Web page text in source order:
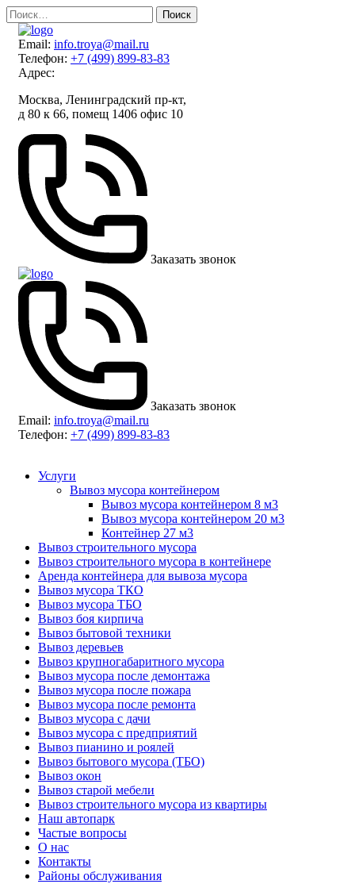
Skip
to
content
Найти:
Email: info.troya@mail.ru
Телефон: +7 (499) 899-83-83
Адрес:
Москва, Ленинградский пр-кт,
д 80 к 66, помещ 1406 офис 10
Заказать звонок
Заказать звонок
Email: info.troya@mail.ru
Телефон: +7 (499) 899-83-83
Услуги
Вывоз мусора контейнером
Вывоз мусора контейнером 8 м3
Вывоз мусора контейнером 20 м3
Контейнер 27 м3
Вывоз строительного мусора
Вывоз строительного мусора в контейнере
Аренда контейнера для вывоза мусора
Вывоз мусора ТКО
Вывоз мусора ТБО
Вывоз боя кирпича
Вывоз бытовой техники
Вывоз деревьев
Вывоз крупногабаритного мусора
Вывоз мусора после демонтажа
Вывоз мусора после пожара
Вывоз мусора после ремонта
Вывоз мусора с дачи
Вывоз мусора с предприятий
Вывоз пианино и роялей
Вывоз бытового мусора (ТБО)
Вывоз окон
Вывоз старой мебели
Вывоз строительного мусора из квартиры
Наш автопарк
Частые вопросы
О нас
Контакты
Районы обслуживания